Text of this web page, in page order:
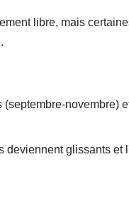
libre, mais
novembre)
deviennent glissants et